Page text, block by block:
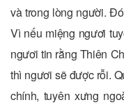
và trong lòng người.
Vì nếu miệng ngươi
ngươi tin rằng Thiên
thì ngươi sẽ được rỗi.
chính, tuyên xưng